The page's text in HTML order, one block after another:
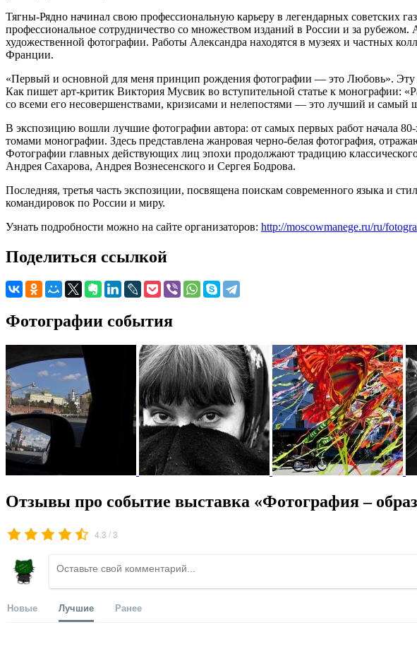
Тягны-Рядно начинал свою профессиональную карьеру в легендарных советских
профессиональное сотрудничество со множеством изданий в России и за
художественной фотографии. Работы Александра находятся в музеях и частных
Франции.
«Первый и основной для меня принцип рождения фотографии — это Любовь».
Как пишет арт-критик Виктория Мусвик во вступительной статье к
со всеми его несовершенствами, кризисами и нелепостями — это лучший и самый
В экспозицию вошли лучшие фотографии автора: от самых первых работ начала
томами монографии. Здесь представлена жанровая черно-белая фотография,
Фотографии главных действующих лиц эпохи продолжают традицию
Андрея Сахарова, Андрея Вознесенского и Сергея Бодрова.
Последняя, третья часть экспозиции, посвящена поискам современного языка и
командировок по России и миру.
Узнать подробности можно на сайте организаторов: http://moscowmanege.ru/ru/
Поделиться ссылкой
Фотографии события
Отзывы про событие выставка «Фотография –
4.3 /3
Новые Лучшие Ранее